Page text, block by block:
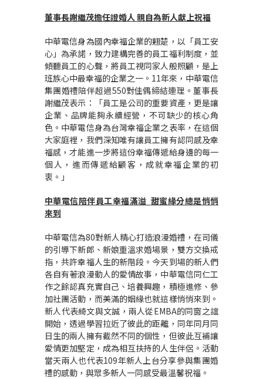
董事長謝繼茂擔任證婚人親自為新人獻上祝福
中華電信身為國內幸福企業的翹楚，以「員工安
心」為承諾，致力建構完善的員工福利制度，並
傾聽員工的心聲，將員工視同家人般照顧，是上
班族心中最幸福的企業之一。 11年來，中華電信
集團婚禮陪伴超過550對佳偶締結連理。董事長
謝繼茂表示：「員工是公司的重要資產，更是讓
企業、品牌能夠永續經營，不可缺少的核心角
色。中華電信身為台灣幸福企業之表率，在這個
大家庭裡，我們深知唯有讓員工擁有認同感及幸
福感，才能進一步將這份幸福傳遞給身邊的每一
個人，進而傳遞給顧客，成就幸福企業的初
衷。」
中華電信陪伴員工幸福滿溢 甜蜜緣分總是悄悄
來到
中華電信為80對新人精心打造浪漫婚禮，在司儀
的引導下新郎、新娘重溫求婚場景，雙方交換戒
指，共許幸福人生的新階段。今天到場的新人們
各自有著浪漫動人的愛情故事，中華電信同仁工
作之餘認真充實自己、培養興趣，積極進修、參
加社團活動，而美滿的姻緣也就這樣悄悄來到。
新人代表綺文與文誠，兩人從EMBA的同窗之誼
開始，透過學習拉近了彼此的距離，同年同月同
日生的兩人擁有截然不同的個性，但彼此互補讓
愛情更加堅定，成為相互扶持的人生伴侶。活動
當天兩人也代表109年新人上台分享參與集團婚
禮的感動，與眾多新人一同感受最溫馨祝福。